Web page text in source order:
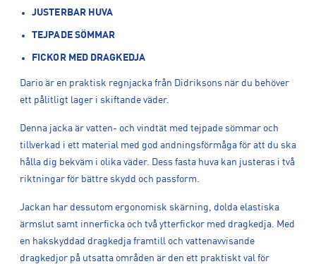
JUSTERBAR HUVA
TEJPADE SÖMMAR
FICKOR MED DRAGKEDJA
Dario är en praktisk regnjacka från Didriksons när du behöver
ett pålitligt lager i skiftande väder.
Denna jacka är vatten- och vindtät med tejpade sömmar och
tillverkad i ett material med god andningsförmåga för att du ska
hålla dig bekväm i olika väder. Dess fasta huva kan justeras i två
riktningar för bättre skydd och passform.
Jackan har dessutom ergonomisk skärning, dolda elastiska
ärmslut samt innerficka och två ytterfickor med dragkedja. Med
en hakskyddad dragkedja framtill och vattenavvisande
dragkedjor på utsatta områden är den ett praktiskt val för